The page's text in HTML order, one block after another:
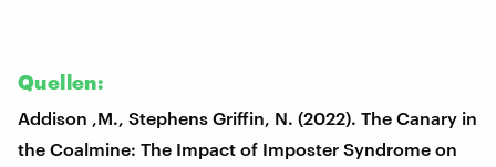
Quellen:
Addison ,M., Stephens Griffin, N. (2022). The Canary in
the Coalmine: The Impact of Imposter Syndrome on